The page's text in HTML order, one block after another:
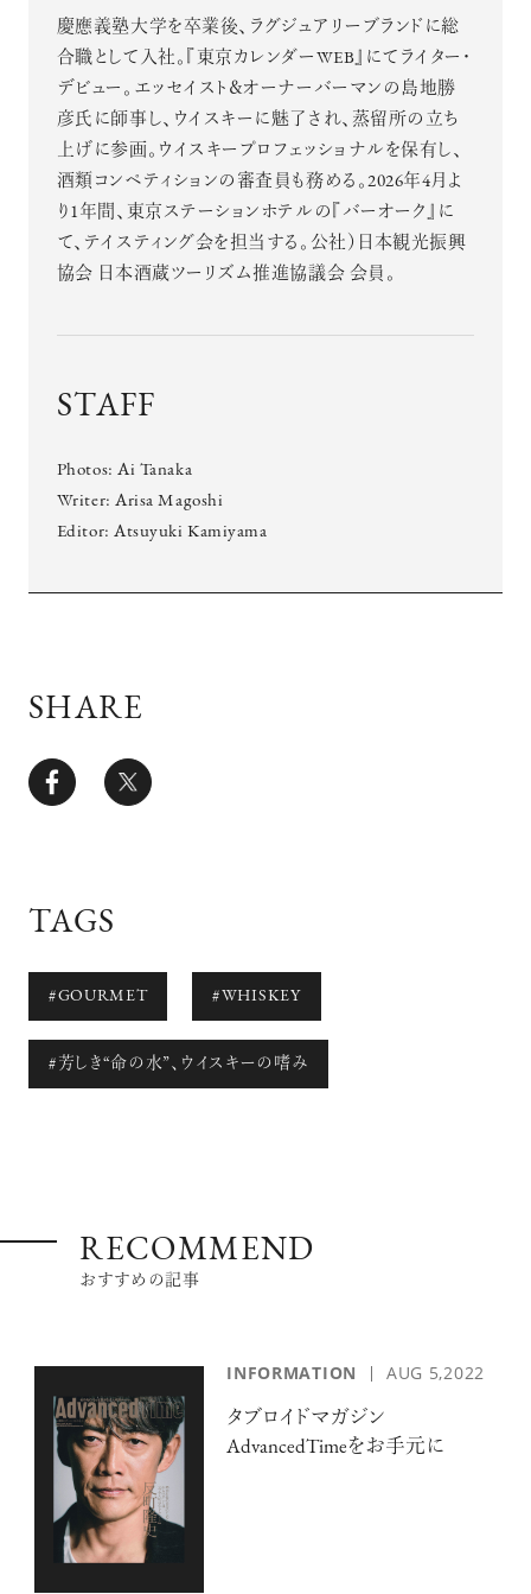
10年後の自分のためにやるべきこと
俳優
アクティビティの意外な視点、新たな
感覚で味わうニューヨークの魅力
力車
禁断の不倫が夫婦の純愛をあぶり
出す“振りきったな”と感じた現代版・
谷崎映画『鍵』。愛は嫉妬を越えるの
慶應義塾大学を卒業後、ラグジュアリーブランドに総
合職として入社。『東京カレンダーWEB』にてライター・
デビュー。エッセイスト＆オーナーバーマンの島地勝
彦氏に師事し、ウイスキーに魅了され、蒸留所の立ち
上げに参画。ウイスキープロフェッショナルを保有し、
酒類コンペティションの審査員も務める。2026年4月よ
り1年間、東京ステーションホテルの『バーオーク』に
て、テイスティング会を担当する。公社）日本観光振興
協会 日本酒蔵ツーリズム推進協議会 会員。
STAFF
Photos: Ai Tanaka
Writer: Arisa Magoshi
Editor: Atsuyuki Kamiyama
SHARE
TAGS
#GOURMET #WHISKEY
#芳しき“命の水”、ウイスキーの嗜み
RECOMMEND
おすすめの記事
INFORMATION AUG 5,2022
タブロイドマガジン
AdvancedTimeをお手元に